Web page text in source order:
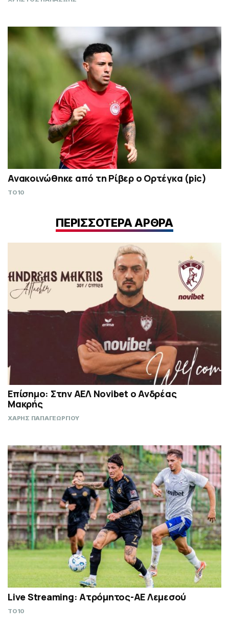
Ανακοινώθηκε από τη Ρίβερ ο Ορτέγκα (pic)
TO10
ΠΕΡΙΣΣΟΤΕΡΑ ΑΡΘΡΑ
Επίσημο: Στην ΑΕΛ Novibet ο Ανδρέας
Μακρής
ΧΑΡΗΣ ΠΑΠΑΓΕΩΡΓΙΟΥ
Live Streaming: Ατρόμητος-ΑΕ Λεμεσού
TO10